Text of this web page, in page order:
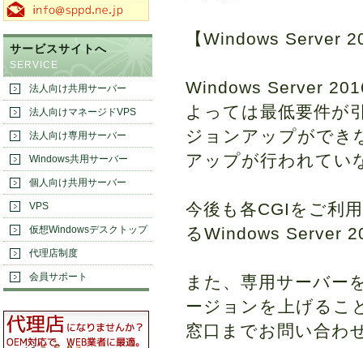
【Windows Server
Windows Server
よっては最低要件が
ジョンアップができ
アップが行われてい
今後も各CGIをご利
るWindows Server
また、専用サーバー
ージョンを上げるこ
窓口までお問い合わ
サービスサイトへ
SERVICE
法人向け共用サーバー
法人向けマネージドVPS
法人向け専用サーバー
Windows共用サーバー
個人向け共用サーバー
VPS
仮想Windowsデスクトップ
代理店制度
会員サポート